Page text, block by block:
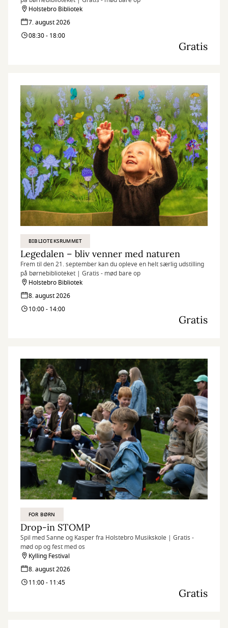
Holstebro Bibliotek
7. august 2026
08:30 - 18:00
Gratis
BIBLIOTEKSRUMMET
Legedalen – bliv venner med naturen
Frem til den 21. september kan du opleve en helt særlig udstilling
på børnebiblioteket | Gratis - mød bare op
Holstebro Bibliotek
8. august 2026
10:00 - 14:00
Gratis
FOR BØRN
Drop-in STOMP
Spil med Sanne og Kasper fra Holstebro Musikskole | Gratis -
mød op og fest med os
Kylling Festival
8. august 2026
11:00 - 11:45
Gratis